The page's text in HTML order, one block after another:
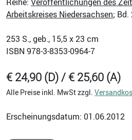
Arbeitskreises Niedersachsen; Bd.
253 S., geb., 15,5 x 23 cm
ISBN 978-3-8353-0964-7
€ 24,90 (D) / € 25,60 (A)
Alle Preise inkl. MwSt zzgl.
Erscheinungsdatum: 01.06.2012